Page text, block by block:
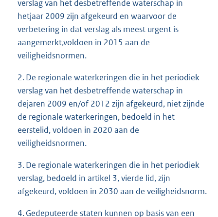
verslag van het desbetreffende waterschap in
hetjaar 2009 zijn afgekeurd en waarvoor de
verbetering in dat verslag als meest urgent is
aangemerkt,voldoen in 2015 aan de
veiligheidsnormen.
2. De regionale waterkeringen die in het periodiek
verslag van het desbetreffende waterschap in
dejaren 2009 en/of 2012 zijn afgekeurd, niet zijnde
de regionale waterkeringen, bedoeld in het
eerstelid, voldoen in 2020 aan de
veiligheidsnormen.
3. De regionale waterkeringen die in het periodiek
verslag, bedoeld in artikel 3, vierde lid, zijn
afgekeurd, voldoen in 2030 aan de veiligheidsnorm.
4. Gedeputeerde staten kunnen op basis van een